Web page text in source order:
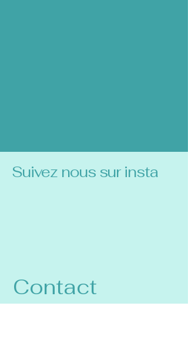
Suivez nous sur insta
Contact